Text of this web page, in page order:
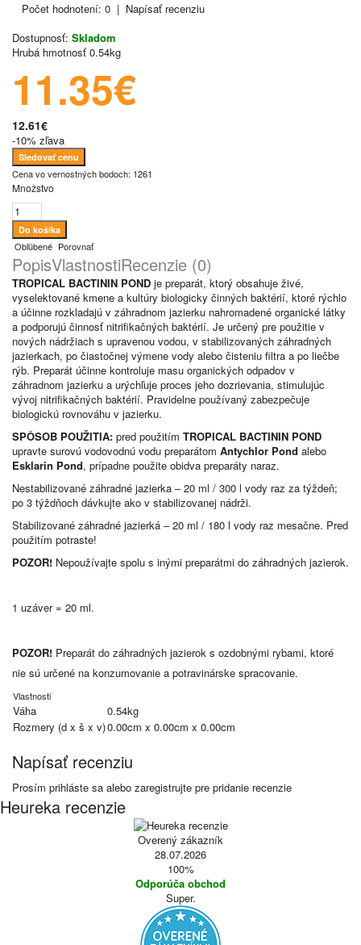
Počet hodnotení: 0 | Napísať recenziu
Dostupnosť: Skladom
Hrubá hmotnosť 0.54kg
11.35€
12.61€
-10% zľava
Sledovať cenu
Cena vo vernostných bodoch: 1261
Množstvo
Obľúbené Porovnať
PopisVlastnostiRecenzie (0)
TROPICAL BACTININ POND je preparát, ktorý obsahuje živé,
vyselektované kmene a kultúry biologicky činných baktérií, ktoré rýchlo
a účinne rozkladajú v záhradnom jazierku nahromadené organické látky
a podporujú činnosť nitrifikačných baktérií. Je určený pre použitie v
nových nádržiach s upravenou vodou, v stabilizovaných záhradných
jazierkach, po čiastočnej výmene vody alebo čisteniu filtra a po liečbe
rýb. Preparát účinne kontroluje masu organických odpadov v
záhradnom jazierku a urýchľuje proces jeho dozrievania, stimulujúc
vývoj nitrifikačných baktérií. Pravidelne používaný zabezpečuje
biologickú rovnováhu v jazierku.
SPÔSOB POUŽITIA: pred použitím TROPICAL BACTININ POND
upravte surovú vodovodnú vodu preparátom Antychlor Pond alebo
Esklarin Pond, prípadne použite obidva preparáty naraz.
Nestabilizované záhradné jazierka – 20 ml / 300 l vody raz za týždeň;
po 3 týždňoch dávkujte ako v stabilizovanej nádrži.
Stabilizované záhradné jazierká – 20 ml / 180 l vody raz mesačne. Pred
použitím potraste!
POZOR! Nepoužívajte spolu s inými preparátmi do záhradných jazierok.
1 uzáver = 20 ml.
POZOR! Preparát do záhradných jazierok s ozdobnými rybami, ktoré
nie sú určené na konzumovanie a potravinárske spracovanie.
Vlastnosti
Váha
0.54kg
Rozmery (d x š x v)0.00cm x 0.00cm x 0.00cm
Napísať recenziu
Prosím prihláste sa alebo zaregistrujte pre pridanie recenzie
Heureka recenzie
Overený zákazník
28.07.2026
100%
Odporúča obchod
Super.